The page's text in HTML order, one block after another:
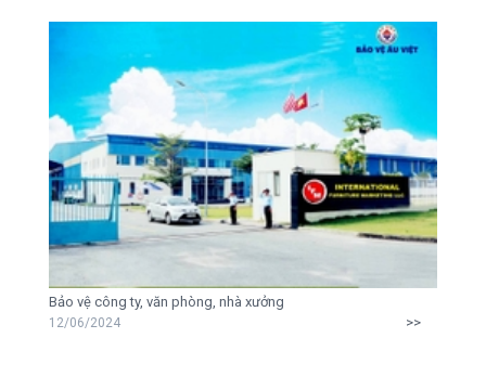
Bảo vệ công ty, văn phòng, nhà xưởng
12/06/2024 >>